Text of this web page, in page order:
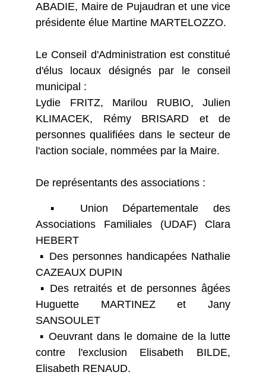
ABADIE, Maire de Pujaudran et une vice
présidente élue Martine MARTELOZZO.
Le Conseil d'Administration est constitué
d'élus locaux désignés par le conseil
municipal :
Lydie FRITZ, Marilou RUBIO, Julien
KLIMACEK, Rémy BRISARD et de
personnes qualifiées dans le secteur de
l'action sociale, nommées par la Maire.
De représentants des associations :
▪️ Union Départementale des
Associations Familiales (UDAF) Clara
HEBERT
▪️ Des personnes handicapées Nathalie
CAZEAUX DUPIN
▪️ Des retraités et de personnes âgées
Huguette MARTINEZ et Jany
SANSOULET
▪️ Oeuvrant dans le domaine de la lutte
contre l'exclusion Elisabeth BILDE,
Elisabeth RENAUD.